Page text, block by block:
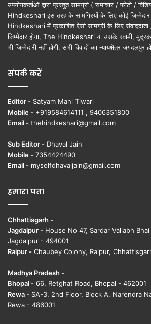
उपयोगकर्ताओं द्वारा प्रस्तुत सामग्री ( समाचार / फोटो /
Hindkeshari इस तरह के सामग्रियों के लिए कोई
Hindkeshari में प्रकाशित ऐसी सामग्री के लिए
जिम्मेदार होगा, The Hindkeshari या उसके स्वामी,
भी जिम्मेदारी नहीं होगी. सभी विवादों का न्यायक्षेत्र जगदलपुर
संपर्क करें
Editor - Satyam Mani Tiwari
Mobile - +919584614111 , 9406351800
Email - thehindkeshari@gmail.com
Sub Editor - Dhaval Jain
Mobile - 7354424490
Email - myselfdhavaljain@gmail.com
हमारा पता
Chhattisgarh -
Jagdalpur - House No 47, Sardar Vallabh
Jagdalpur - 494001
Raipur - Chaubey Colony, Raipur,
Madhya Pradesh -
Bhopal - 66, Retghat Road, Bhopal - 462001
Rewa - SA-3, 2nd Floor, Block A, Narendra
Rewa - 486001